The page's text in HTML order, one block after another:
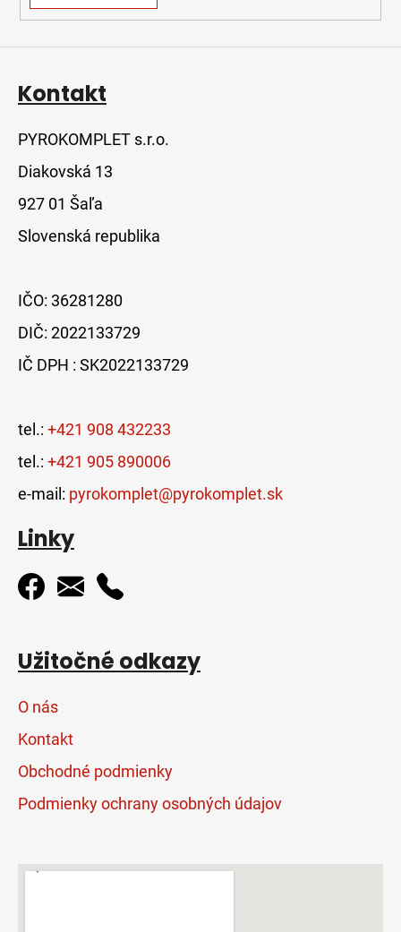
i
u
Kontakt
PYROKOMPLET s.r.o.
Diakovská 13
927 01 Šaľa
Slovenská republika
IČO: 36281280
DIČ: 2022133729
IČ DPH : SK2022133729
tel.: +421 908 432233
tel.: +421 905 890006
e-mail: pyrokomplet@pyrokomplet.sk
Linky
Užitočné odkazy
O nás
Kontakt
Obchodné podmienky
Podmienky ochrany osobných údajov